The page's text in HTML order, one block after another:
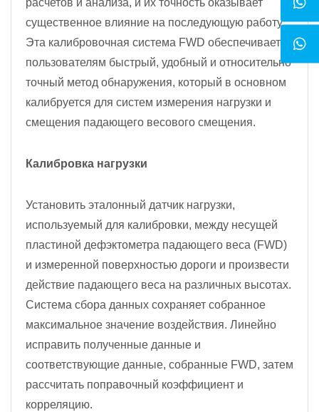
расчетов и анализа, и их точность оказывает
существенное влияние на последующую работу.
Эта калибровочная система FWD обеспечивает
пользователям быстрый, удобный и относительно
точный метод обнаружения, который в основном
калибруется для систем измерения нагрузки и
смещения падающего весового смещения.
Калибровка нагрузки
Установить эталонный датчик нагрузки,
используемый для калибровки, между несущей
пластиной дефэктометра падающего веса (FWD)
и измеренной поверхностью дороги и произвести
действие падающего веса на различных высотах.
Система сбора данных сохраняет собранное
максимальное значение воздействия. Линейно
исправить полученные данные и
соответствующие данные, собранные FWD, затем
рассчитать поправочный коэффициент и
корреляцию.